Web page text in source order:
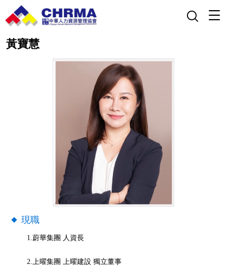
黃寶慧
現職
1.蔚華集團 人資長
2.上曜集團 上曜建設 獨立董事